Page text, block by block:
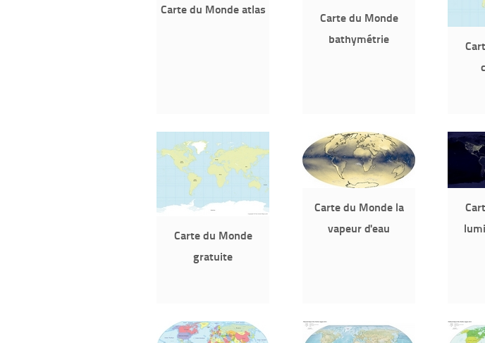
Carte du Monde atlas
Carte du Monde
bathymétrie
Carte du Monde
gratuite
Carte du Monde la
vapeur d'eau